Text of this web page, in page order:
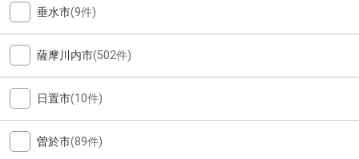
垂水市(9件)
薩摩川内市(502件)
日置市(10件)
曽於市(89件)